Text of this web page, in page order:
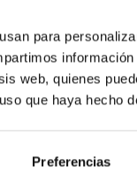
para
web, quienes
que haya hecho
Preferencias